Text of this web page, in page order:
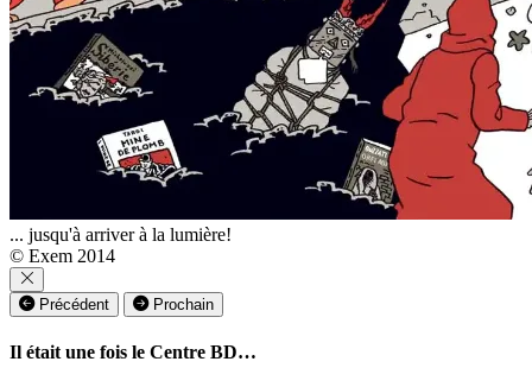
... jusqu'à arriver à la lumière!
© Exem 2014
Précédent Prochain
Il était une fois le Centre BD…